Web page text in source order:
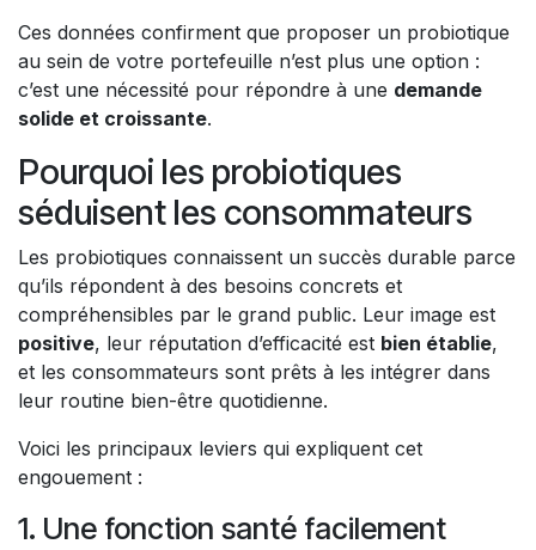
Ces données confirment que proposer un probiotique
au sein de votre portefeuille n’est plus une option :
c’est une nécessité pour répondre à une demande
solide et croissante.
Pourquoi les probiotiques
séduisent les consommateurs
Les probiotiques connaissent un succès durable parce
qu’ils répondent à des besoins concrets et
compréhensibles par le grand public. Leur image est
positive, leur réputation d’efficacité est bien établie,
et les consommateurs sont prêts à les intégrer dans
leur routine bien-être quotidienne.
Voici les principaux leviers qui expliquent cet
engouement :
1. Une fonction santé facilement